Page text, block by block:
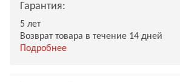
Гарантия:
5 лет
Возврат товара в течение 14 дней
Подробнее